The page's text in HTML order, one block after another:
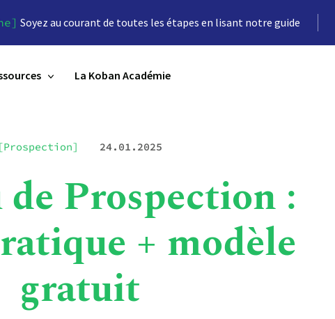
Soyez au courant de toutes les étapes en lisant notre guide
La Koban Académie
[Prospection] 24.01.2025
Prospection :
+ modèle
gratuit